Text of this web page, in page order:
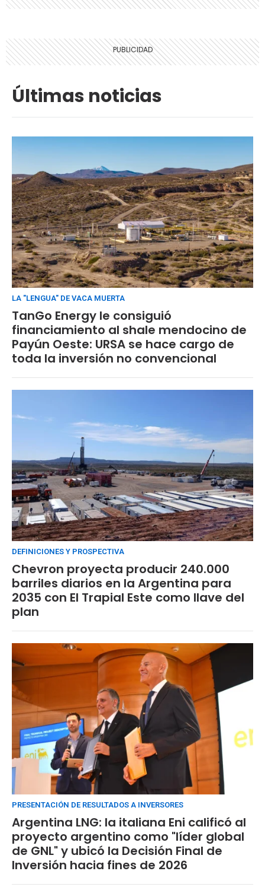
Últimas noticias
LA "LENGUA" DE VACA MUERTA
TanGo Energy le consiguió
financiamiento al shale mendocino de
Payún Oeste: URSA se hace cargo de
toda la inversión no convencional
DEFINICIONES Y PROSPECTIVA
Chevron proyecta producir 240.000
barriles diarios en la Argentina para
2035 con El Trapial Este como llave del
plan
PRESENTACIÓN DE RESULTADOS A INVERSORES
Argentina LNG: la italiana Eni calificó al
proyecto argentino como "líder global
de GNL" y ubicó la Decisión Final de
Inversión hacia fines de 2026